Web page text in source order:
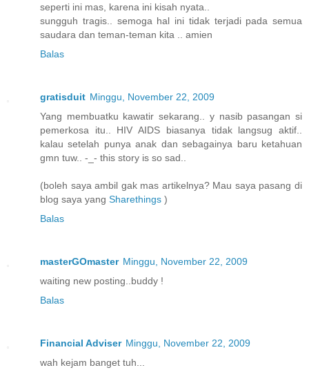
seperti ini mas, karena ini kisah nyata..
sungguh tragis.. semoga hal ini tidak terjadi pada semua
saudara dan teman-teman kita .. amien
Balas
gratisduit Minggu, November 22, 2009
Yang membuatku kawatir sekarang.. y nasib pasangan si
pemerkosa itu.. HIV AIDS biasanya tidak langsug aktif..
kalau setelah punya anak dan sebagainya baru ketahuan
gmn tuw.. -_- this story is so sad..
(boleh saya ambil gak mas artikelnya? Mau saya pasang di
blog saya yang Sharethings )
Balas
masterGOmaster Minggu, November 22, 2009
waiting new posting..buddy !
Balas
Financial Adviser Minggu, November 22, 2009
wah kejam banget tuh...